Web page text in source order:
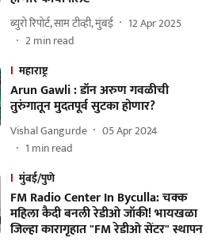
ब्युरो रिपोर्ट, साम टीव्ही, मुंबई
12 Apr 2025
2min read
महाराष्ट्र
Arun Gawli : डॉन अरुण गवळीची
तुरुंगातून मुदतपूर्व सुटका होणार?
Vishal Gangurde
05 Apr 2024
1 min read
मुंबई/पुणे
FM Radio Center In Byculla: चक्क
महिला कैदी बनली रेडीओ जॉकी! भायखळा
जिल्हा कारागृहात "FM रेडीओ सेंटर" स्थापन